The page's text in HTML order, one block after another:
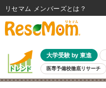
大学受験 by 東進
医専予備校徹底リサーチ
親子で考える大学選び 高校受験
リセマム メンバーズ